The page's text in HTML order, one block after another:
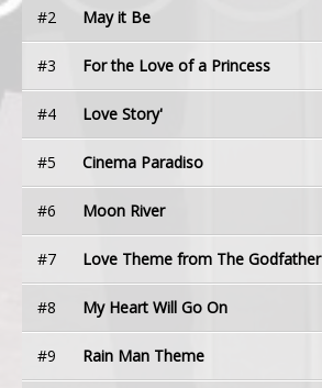
#2 May it Be
#3 For the Love of a Princess
#4 Love Story'
#5 Cinema Paradiso
#6 Moon River
#7 Love Theme from The Godfather
#8 My Heart Will Go On
#9 Rain Man Theme